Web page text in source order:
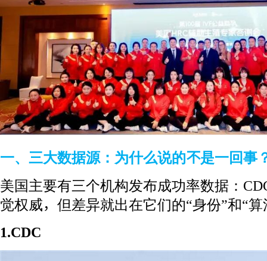
一、三大数据源：为什么说的不是一回事
美国主要有三个机构发布成功率数据：
觉权威，但差异就出在它们的“身份”和“算
1.CDC